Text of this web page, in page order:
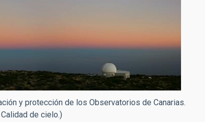
y protección de los Observatorios de Canarias.
de cielo.)